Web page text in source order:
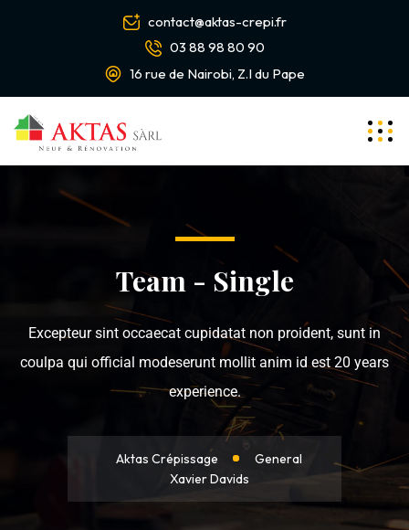
contact@aktas-crepi.fr
03 88 98 80 90
16 rue de Nairobi, Z.I du Pape
Team - Single
Excepteur sint occaecat cupidatat non proident, sunt in
coulpa qui official modeserunt mollit anim id est 20 years
experience.
Aktas Crépissage
General
Xavier Davids